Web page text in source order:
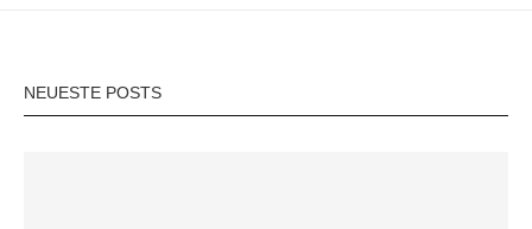
NEUESTE POSTS